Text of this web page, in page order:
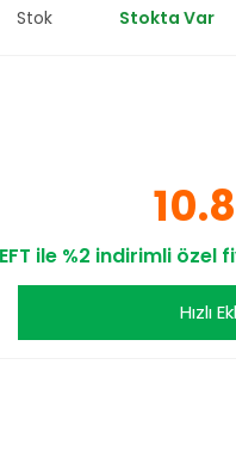
Stok Stokta Var
ile %2 indirimli özel
Hızlı